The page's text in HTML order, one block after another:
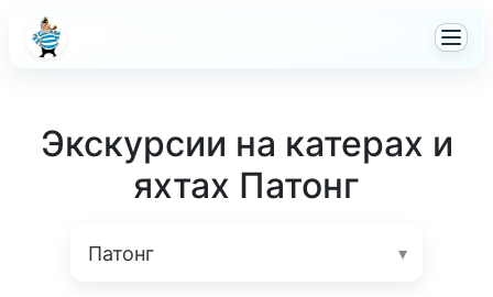
Экскурсии на катерах и
яхтах Патонг